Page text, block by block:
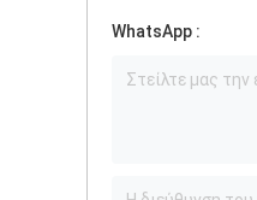
WhatsApp :